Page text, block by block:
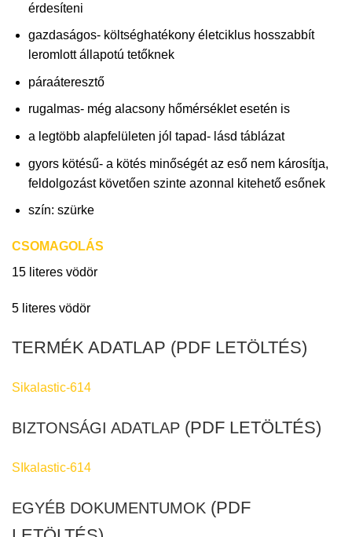
érdesíteni
gazdaságos- költséghatékony életciklus hosszabbít
leromlott állapotú tetőknek
páraáteresztő
rugalmas- még alacsony hőmérséklet esetén is
a legtöbb alapfelületen jól tapad- lásd táblázat
gyors kötésű- a kötés minőségét az eső nem károsítja,
feldolgozást követően szinte azonnal kitehető esőnek
szín: szürke
CSOMAGOLÁS
15 literes vödör
5 literes vödör
TERMÉK ADATLAP (PDF LETÖLTÉS)
Sikalastic-614
BIZTONSÁGI ADATLAP (PDF LETÖLTÉS)
SIkalastic-614
EGYÉB DOKUMENTUMOK (PDF